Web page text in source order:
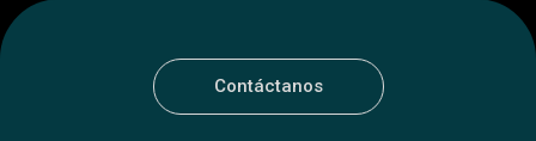
Contáctanos